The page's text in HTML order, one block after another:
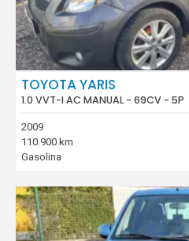
TOYOTA YARIS
1.0 VVT-I AC MANUAL - 69CV - 5P
2009
110.900 km
Gasolina